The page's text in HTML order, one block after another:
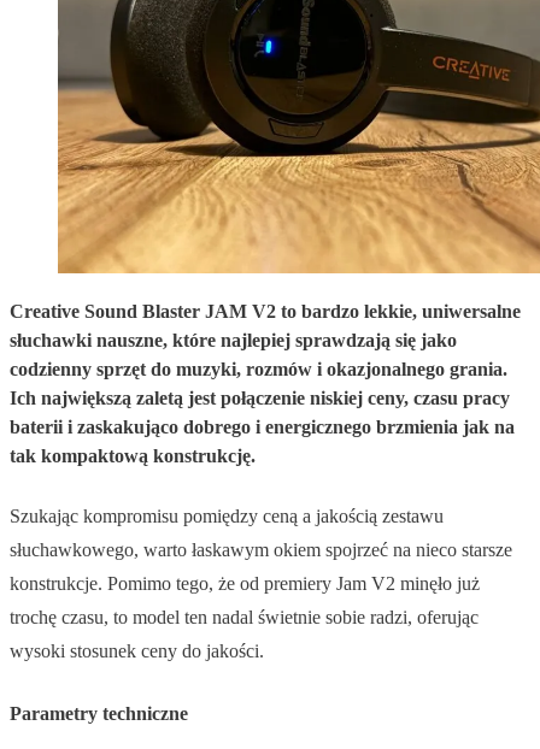
Creative Sound Blaster JAM V2 to bardzo lekkie, uniwersalne
słuchawki nauszne, które najlepiej sprawdzają się jako
codzienny sprzęt do muzyki, rozmów i okazjonalnego grania.
Ich największą zaletą jest połączenie niskiej ceny, czasu pracy
baterii i zaskakująco dobrego i energicznego brzmienia jak na
tak kompaktową konstrukcję.
Szukając kompromisu pomiędzy ceną a jakością zestawu
słuchawkowego, warto łaskawym okiem spojrzeć na nieco starsze
konstrukcje. Pomimo tego, że od premiery Jam V2 minęło już
trochę czasu, to model ten nadal świetnie sobie radzi, oferując
wysoki stosunek ceny do jakości.
Parametry techniczne